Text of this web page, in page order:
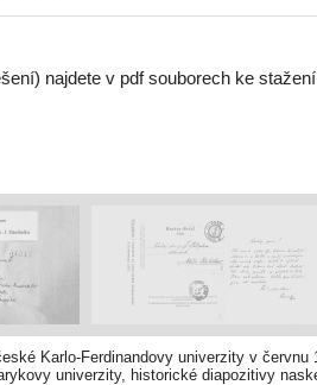
najdete v pdf souborech ke
Karlo-Ferdinandovy univerzity v
univerzity, historické diapozitivy